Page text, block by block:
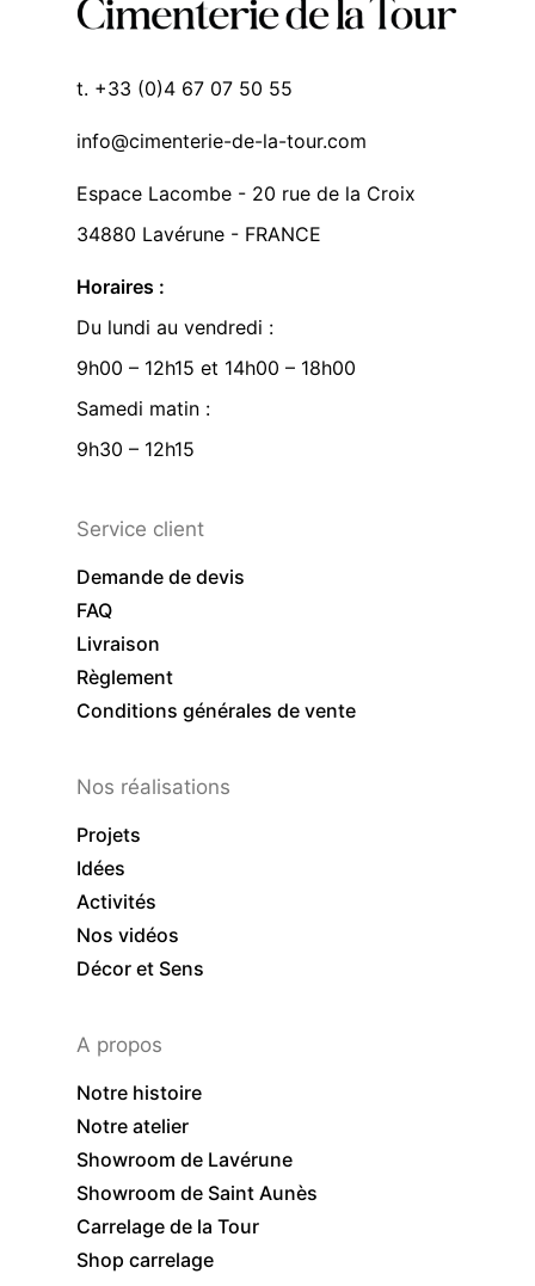
t. +33 (0)4 67 07 50 55
info@cimenterie-de-la-tour.com
Espace Lacombe - 20 rue de la Croix
34880 Lavérune - FRANCE
Horaires :
Du lundi au vendredi :
9h00 – 12h15 et 14h00 – 18h00
Samedi matin :
9h30 – 12h15
Service client
Demande de devis
FAQ
Livraison
Règlement
Conditions générales de vente
Nos réalisations
Projets
Idées
Activités
Nos vidéos
Décor et Sens
A propos
Notre histoire
Notre atelier
Showroom de Lavérune
Showroom de Saint Aunès
Carrelage de la Tour
Shop carrelage